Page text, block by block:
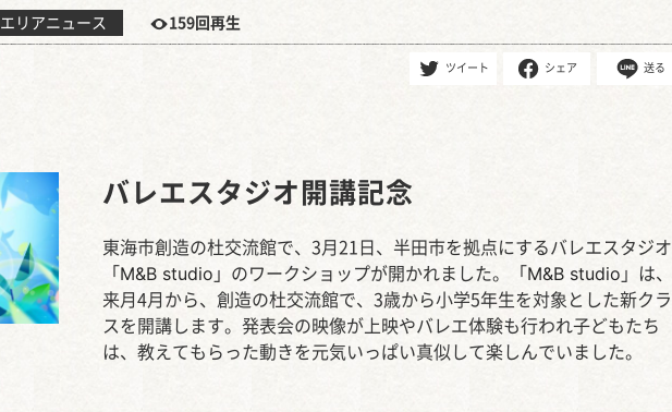
エリアニュース 159回再生
ツイート シェア 送る
バレエスタジオ開講記念
東海市創造の杜交流館で、3月21日、半田市を拠点にするバレエスタジオ
「 M&B studio 」のワークショップが開かれました。「 M&B studio 」は、
来月4月から、創造の杜交流館で、3歳から小学5年生を対象とした新クラ
スを開講します。発表会の映像が上映やバレエ体験も行われ子どもたち
は、教えてもらった動きを元気いっぱい真似して楽しんでいました。